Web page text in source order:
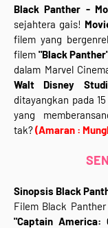
Black Panther -
sejahtera gais!
filem yang
filem "Black Panther
dalam Marvel
Walt Disney
ditayangkan pada
yang
tak?(Amaran :
Sinopsis Black
Filem Black
"Captain America: